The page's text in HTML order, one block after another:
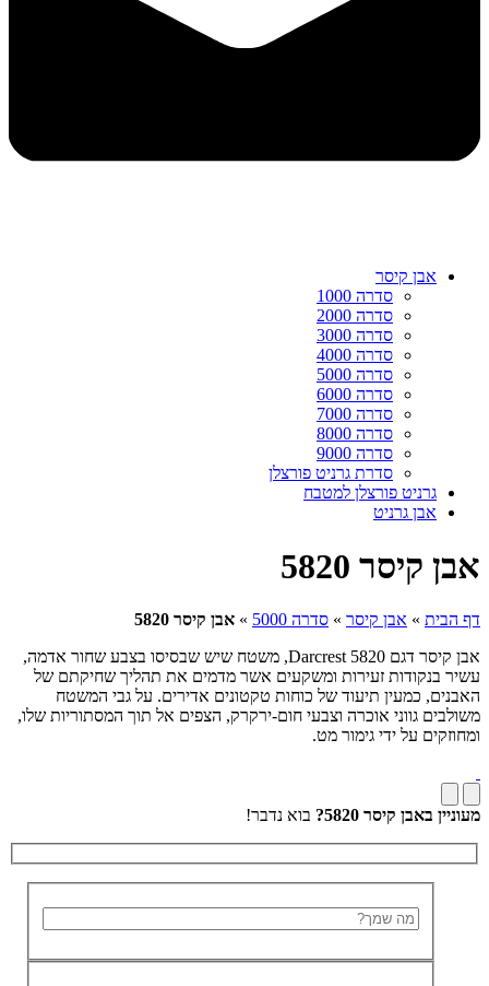
אבן קיסר
סדרה 1000
סדרה 2000
סדרה 3000
סדרה 4000
סדרה 5000
סדרה 6000
סדרה 7000
סדרה 8000
סדרה 9000
סדרת גרניט פורצלן
גרניט פורצלן למטבח
אבן גרניט
אבן קיסר 5820
דף הבית » אבן קיסר » סדרה 5000 » אבן קיסר 5820
אבן קיסר דגם 5820 Darcrest, משטח שיש שבסיסו בצבע שחור אדמה,
עשיר בנקודות זעירות ומשקעים אשר מדמים את תהליך שחיקתם של
האבנים, כמעין תיעוד של כוחות טקטונים אדירים. על גבי המשטח
משולבים גווני אוכרה וצבעי חום-ירקרק, הצפים אל תוך המסתוריות שלו,
ומחוזקים על ידי גימור מט.
מעוניין באבן קיסר 5820? בוא נדבר!